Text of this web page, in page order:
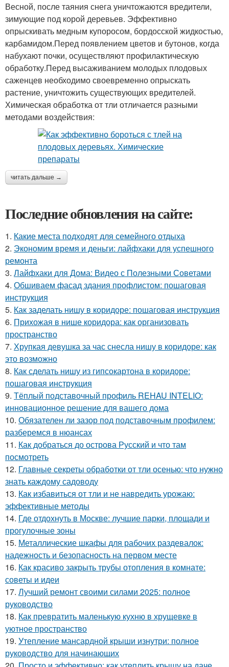
Весной, после таяния снега уничтожаются вредители,
зимующие под корой деревьев. Эффективно
опрыскивать медным купоросом, бордосской жидкостью,
карбамидом.Перед появлением цветов и бутонов, когда
набухают почки, осуществляют профилактическую
обработку.Перед высаживанием молодых плодовых
саженцев необходимо своевременно опрыскать
растение, уничтожить существующих вредителей.
Химическая обработка от тли отличается разными
методами воздействия:
читать дальше →
Последние обновления на сайте:
1. Какие места подходят для семейного отдыха
2. Экономим время и деньги: лайфхаки для успешного
ремонта
3. Лайфхаки для Дома: Видео с Полезными Советами
4. Обшиваем фасад здания профлистом: пошаговая
инструкция
5. Как заделать нишу в коридоре: пошаговая инструкция
6. Прихожая в нише коридора: как организовать
пространство
7. Хрупкая девушка за час снесла нишу в коридоре: как
это возможно
8. Как сделать нишу из гипсокартона в коридоре:
пошаговая инструкция
9. Тёплый подставочный профиль REHAU INTELIO:
инновационное решение для вашего дома
10. Обязателен ли зазор под подставочным профилем:
разберемся в нюансах
11. Как добраться до острова Русский и что там
посмотреть
12. Главные секреты обработки от тли осенью: что нужно
знать каждому садоводу
13. Как избавиться от тли и не навредить урожаю:
эффективные методы
14. Где отдохнуть в Москве: лучшие парки, площади и
прогулочные зоны
15. Металлические шкафы для рабочих раздевалок:
надежность и безопасность на первом месте
16. Как красиво закрыть трубы отопления в комнате:
советы и идеи
17. Лучший ремонт своими силами 2025: полное
руководство
18. Как превратить маленькую кухню в хрущевке в
уютное пространство
19. Утепление мансардной крыши изнутри: полное
руководство для начинающих